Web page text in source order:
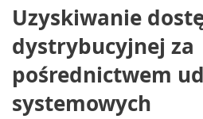
Uzyskiwanie
dystrybucyjnej za
pośrednictwem
systemowych